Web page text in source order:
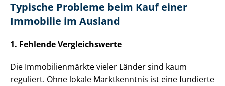
Typische Probleme beim Kauf einer
Immobilie im Ausland
1. Fehlende Vergleichswerte
Die Im­mo­bi­li­en­märk­te vieler Länder sind kaum
reguliert. Ohne lokale Marktkenntnis ist eine fundierte